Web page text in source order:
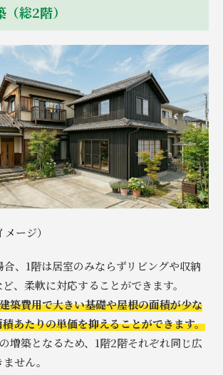
総2階）
ージ）
、1階は居室のみならずリビングや収納
、柔軟に対応することができます。
築費用で大きい基礎や屋根の面積が少な
あたりの単価を抑えることができます。
増築となるため、1階2階それぞれ同じ広
せん。